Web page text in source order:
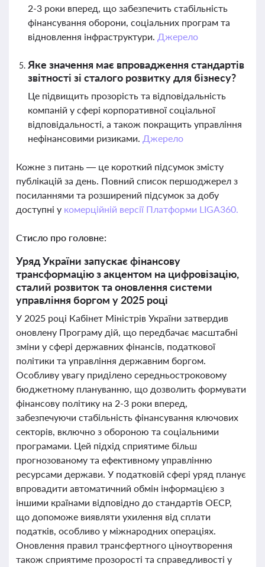
2-3 роки вперед, що забезпечить стабільність
фінансування оборони, соціальних програм та
відновлення інфраструктури. Джерело
Яке значення має впровадження стандартів
звітності зі сталого розвитку для бізнесу?
Це підвищить прозорість та відповідальність
компаній у сфері корпоративної соціальної
відповідальності, а також покращить управління
нефінансовими ризиками. Джерело
Кожне з питань — це короткий підсумок змісту
публікацій за день. Повний список першоджерел з
посиланнями та розширений підсумок за добу
доступні у комерційній версії Платформи LIGA360.
Стисло про головне:
Уряд України запускає фінансову
трансформацію з акцентом на цифровізацію,
сталий розвиток та оновлення системи
управління боргом у 2025 році
У 2025 році Кабінет Міністрів України затвердив
оновлену Програму дій, що передбачає масштабні
зміни у сфері державних фінансів, податкової
політики та управління державним боргом.
Особливу увагу приділено середньостроковому
бюджетному плануванню, що дозволить формувати
фінансову політику на 2-3 роки вперед,
забезпечуючи стабільність фінансування ключових
секторів, включно з обороною та соціальними
програмами. Цей підхід сприятиме більш
прогнозованому та ефективному управлінню
ресурсами держави. У податковій сфері уряд планує
впровадити автоматичний обмін інформацією з
іншими країнами відповідно до стандартів ОЕСР,
що допоможе виявляти ухилення від сплати
податків, особливо у міжнародних операціях.
Оновлення правил трансфертного ціноутворення
також сприятиме прозорості та справедливості у